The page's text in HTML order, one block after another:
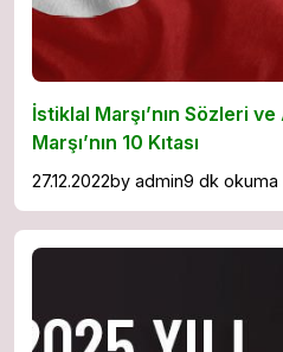
İstiklal Marşı’nın Sözleri ve
Marşı’nın 10 Kıtası
27.12.2022by admin9 dk okuma